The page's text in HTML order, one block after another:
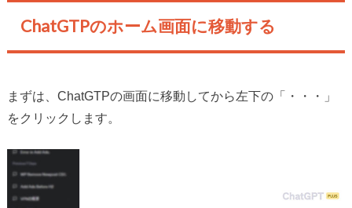
ChatGTPのホーム画面に移動する
まずは、ChatGTPの画面に移動してから左下の「・・・」
をクリックします。